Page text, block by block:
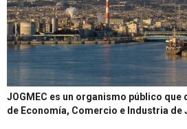
JOGMEC es un organismo público
de Economía, Comercio e Industria de